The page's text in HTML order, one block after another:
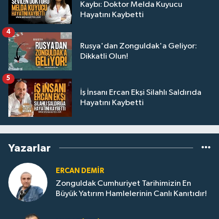
Kaybı: Doktor Melda Kuyucu
Hayatını Kaybetti
Rusya'dan Zonguldak'a Geliyor:
Dikkatli Olun!
4
İş İnsanı Ercan Ekşi Silahlı Saldırıda
Hayatını Kaybetti
5
Yazarlar
ERCAN DEMIR
Zonguldak Cumhuriyet Tarihimizin En
Büyük Yatırım Hamlelerinin Canlı Kanıtıdır!